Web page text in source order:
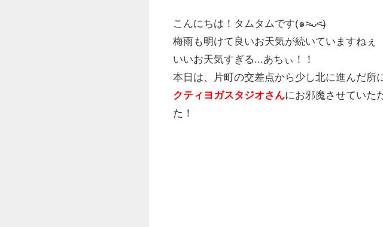
こんにちは！タムタムです(๑˃̵ᴗ˂̵)
梅雨も明けて良いお天気が続いていますねぇ
いいお天気すぎる...あちぃ！！
本日は、片町の交差点から少し北に進んだ所
クティヨガスタジオさんにお邪魔させていた
た！